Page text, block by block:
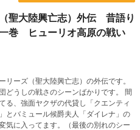
聖大陸興亡志）外伝 昔語り
巻 ヒューリオ高原の戦い
ーズ（聖大陸興亡志）の外伝です。
どうしの戦さのシーンばかりです。 間
る、強面ヤクザの代貸し「クエンティ
とバミュール候爵夫人「ダイレナ」の
気に入ってます。（最後の別れのシー